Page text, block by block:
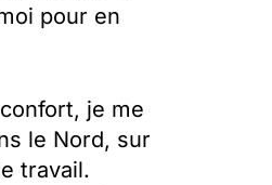
pour en
je me
le Nord, sur
travail.